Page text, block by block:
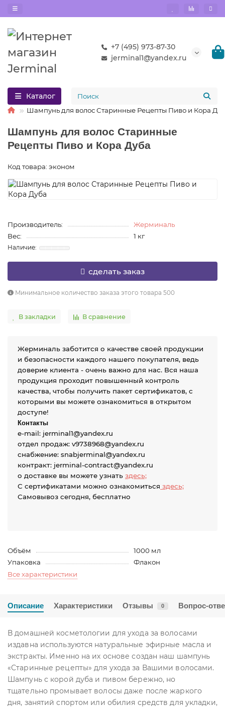
+7 (495) 973-87-30
jerminal1@yandex.ru
Каталог
Шампунь для волос Старинные Рецепты Пиво и Кора
Шампунь для волос Старинные
Рецепты Пиво и Кора Дуба
Код товара: эконом
Производитель:
Жерминаль
Вес:
1 кг
сделать заказ
Минимальное количество заказа этого товара 500
В закладки В сравнение
Жерминаль заботится о качестве своей продукции
и безопасности каждого нашего покупателя, ведь
доверие клиента - очень важно для нас. Вся наша
продукция проходит повышенный контроль
качества, чтобы получить пакет сертификатов, с
которыми вы можете ознакомиться в открытом
доступе!
Контакты
e-mail: jerminal1@yandex.ru
отдел продаж: v9738968@yandex.ru
снабжение: snabjerminal@yandex.ru
контракт: jerminal-contract@yandex.ru
о доставке вы можете узнать здесь;
С сертификатами можно ознакомиться здесь;
Самовывоз сегодня, бесплатно
Объём
1000 мл
Упаковка
Флакон
Все характеристики
Описание Характеристики Отзывы 0 Вопрос-
В домашней косметологии для ухода за волосами
издавна используются натуральные эфирные масла и
экстракты. Именно на их основе создан наш шампунь
«Старинные рецепты» для ухода за Вашими волосами.
Шампунь с корой дуба и пивом бережно, но
тщательно промывает волосы даже после жаркого
дня, занятий спортом или обилия средств для укладки,